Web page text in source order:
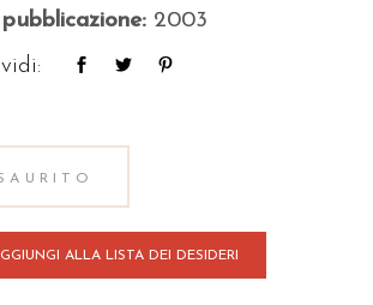
2003
ALLA LISTA DEI DESIDERI